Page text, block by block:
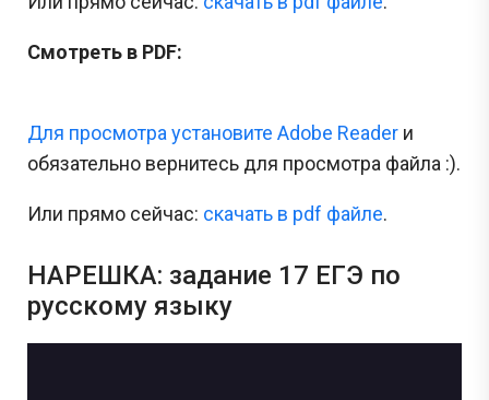
Смотреть в PDF:
Для просмотра установите Adobe Reader и
обязательно вернитесь для просмотра файла :).
Или прямо сейчас: cкачать в pdf файле.
НАРЕШКА: задание 17 ЕГЭ по
русскому языку